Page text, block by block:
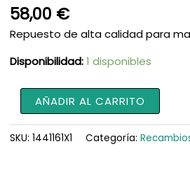
58,00 €
Repuesto de alta calidad para
Disponibilidad:1 disponibles
Tuerca
1441161X1
cantidad
AÑADIR AL CARRITO
SKU: 1441161X1 Categoría: